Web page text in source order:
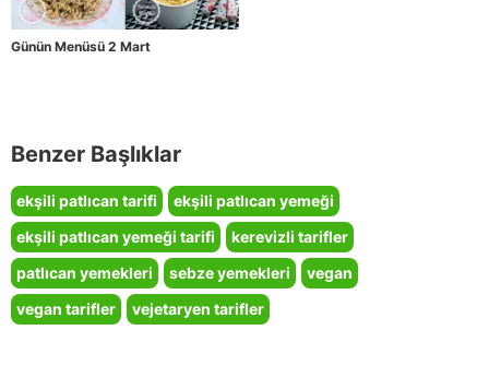
Günün Menüsü 2 Mart
Benzer Başlıklar
ekşili patlıcan tarifi
ekşili patlıcan yemeği
ekşili patlıcan yemeği tarifi
kerevizli tarifler
patlıcan yemekleri
sebze yemekleri
vegan
vegan tarifler
vejetaryen tarifler